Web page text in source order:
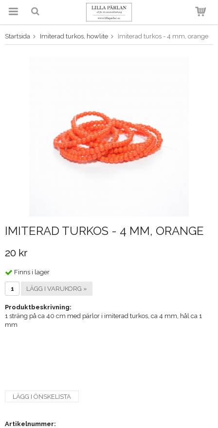
Produkten har blivit tillagd i
varukorgen
Startsida Imiterad turkos, howlite Imiterad turkos - 4 mm, orange
IMITERAD TURKOS - 4 MM, ORANGE
20 kr
Finns i lager
LÄGG I VARUKORG »
Produktbeskrivning:
1 sträng på ca 40 cm med pärlor i imiterad turkos, ca 4 mm, hål ca 1
mm
LÄGG I ÖNSKELISTA
Artikelnummer: